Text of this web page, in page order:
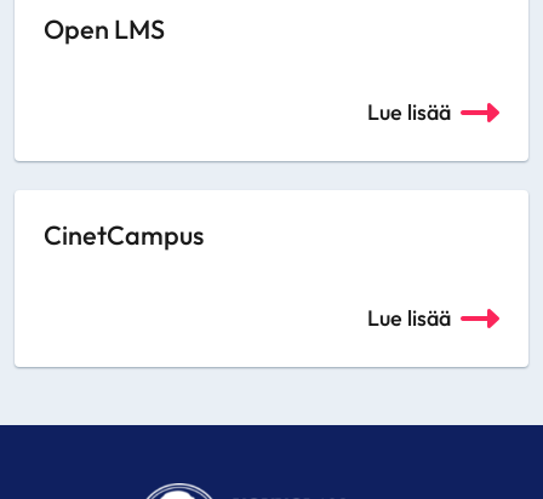
Open LMS
Lue lisää
CinetCampus
Lue lisää